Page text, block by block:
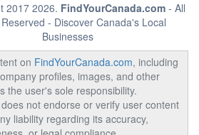
2017 2026. FindYourCanada.com - All
- Discover Canada's Local
Businesses
on FindYourCanada.com, including
profiles, images, and other
the user's sole responsibility.
does not endorse or verify user content
liability regarding its accuracy,